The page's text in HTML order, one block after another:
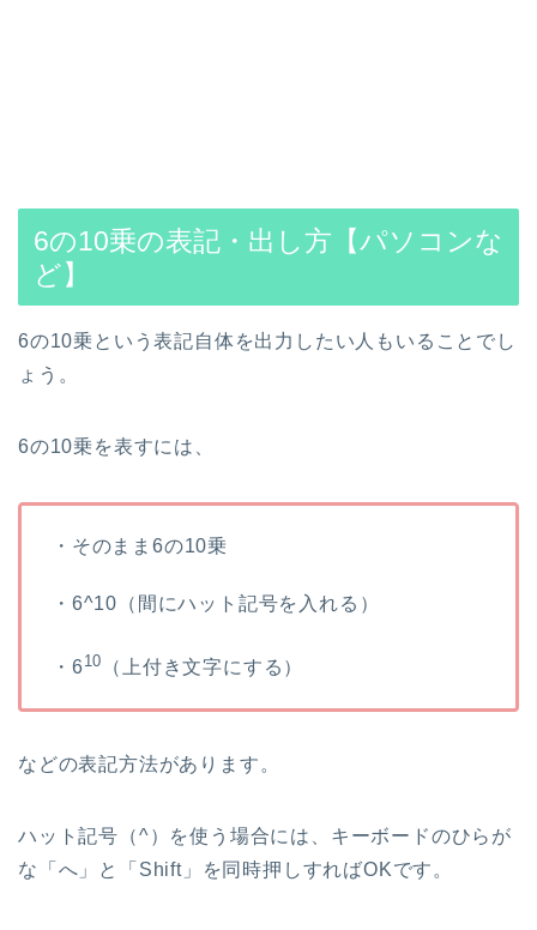
6の10乗の表記・出し方【パソコンな
ど】
6の10乗という表記自体を出力したい人もいることでし
ょう。
6の10乗を表すには、
・そのまま6の10乗
・6^10（間にハット記号を入れる）
・610 （上付き文字にする）
などの表記方法があります。
ハット記号（^）を使う場合には、キーボードのひらが
な「へ」と「Shift」を同時押しすればOKです。